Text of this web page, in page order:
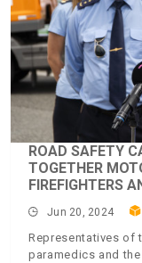
ROAD SAFETY
TOGETHER
FIREFIGHTERS
Jun 20, 2024
Representatives of
paramedics and